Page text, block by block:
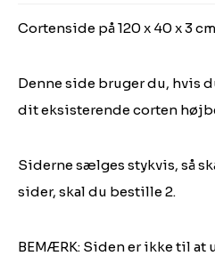
Cortenside på 120 x 40 x 3
Denne side bruger du, hvis
dit eksisterende corten
Siderne sælges stykvis, så
sider, skal du bestille 2.
BEMÆRK: Siden er ikke til at